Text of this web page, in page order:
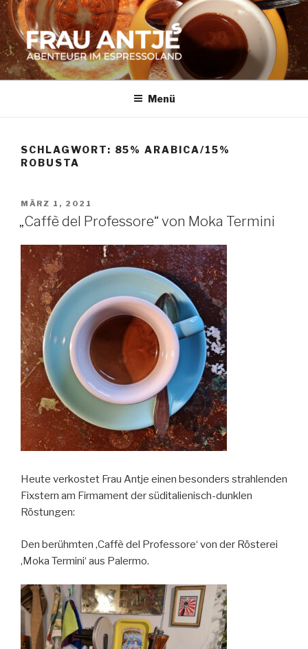
Zum
Inhalt
springen
FRAU ANTJES
Abenteuer im Espresso-Land
Menü
SCHLAGWORT: 85% ARABICA/15%
ROBUSTA
VERÖFFENTLICHT
AM
MÄRZ 1, 2021
„Caffè del Professore“ von Moka Termini
Heute verkostet Frau Antje einen besonders strahlenden
Fixstern am Firmament der süditalienisch-dunklen
Röstungen:
Den berühmten ‚Caffè del Professore‘ von der Rösterei
‚Moka Termini‘ aus Palermo.